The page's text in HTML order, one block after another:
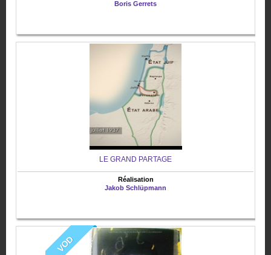
Boris Gerrets
LE GRAND PARTAGE
Réalisation
Jakob Schlüpmann
VOD